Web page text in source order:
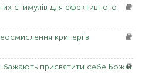
стимулів для ефективного
критеріїв
бажають присвятити себе Божій